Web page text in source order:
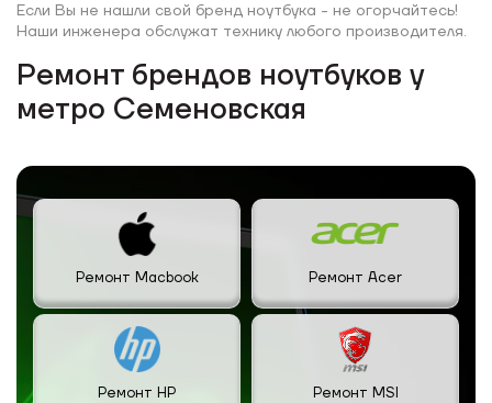
Если Вы не нашли свой бренд ноутбука - не огорчайтесь!
Наши инженера обслужат технику любого производителя.
Ремонт брендов ноутбуков у
метро Семеновская
Ремонт Macbook Ремонт Acer
Ремонт HP Ремонт MSI